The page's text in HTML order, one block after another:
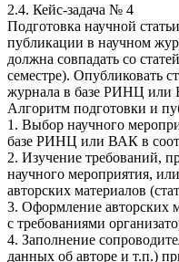
2.4. Кейс-задача № 4
Подготовка научной
публикации в научном
должна совпадать со
семестре). Опубликовать
журнала в базе РИНЦ или
Алгоритм подготовки и
1. Выбор научного
базе РИНЦ или ВАК в
2. Изучение требований,
научного мероприятия,
авторских материалов
3. Оформление авторских
с требованиями
4. Заполнение
данных об авторе и т.п.)